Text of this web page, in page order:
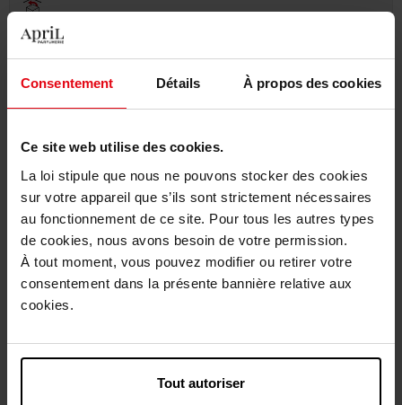
Consentement Détails À propos des cookies
Ce site web utilise des cookies.
La loi stipule que nous ne pouvons stocker des cookies
sur votre appareil que s’ils sont strictement nécessaires
au fonctionnement de ce site. Pour tous les autres types
de cookies, nous avons besoin de votre permission.
À tout moment, vous pouvez modifier ou retirer votre
consentement dans la présente bannière relative aux
cookies.
Tout autoriser
Emballage cadeau offert
Description
Conseil d'utilisation
Caractéristiques
Vous aimerez peut-être